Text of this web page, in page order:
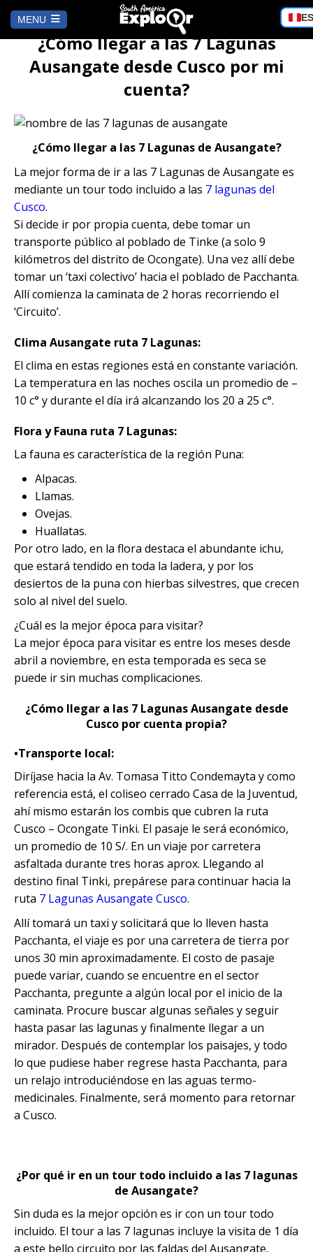
MENU
HOME
City Tour Arequipa en Mirabus
del Sillar
City Tour Arequipa: Tesoros
Coloniales entre Sillar
City Tour + Valle Sagrado + Inka
Jungle 4D/3N
City Tour + Valle Sagrado + Inka
Jungle 3D/2N
City Tour Cusco + Inka Jungle 3 Días
| Reserva Ahora
City tour + valle + Salkantay 3 Dias +
Montaña de colores
City tour + valle + Salkantay 3 días
LIMA
Tour Islas Ballestas y Huacachina
desde Lima
Huancaya| Lagunas Turquesas,
Escalonadas y Nor Yauyos
Tour Antioquía y Cochahuayco |Full
Day desde Lima
Andina, Cultura Viva – Full Day
PUNO
Templo de la Fertilidad en Chucuito,
Puno
Tour Puno – Copacabana – Isla del
Sol
Tour Isla de los Uros, Amantaní y
Taquile
CAMINO INCA
Tour Camino Inca 2D / 1N
Tour Camino Inca / Cusco 4D
SALAR DE UYUNI
Tour Salar de Uyuni 3 Días / 2
Noches
Salar de Uyuni desde Puno
Salar de Uyuni desde Cochabamba
Tour Salar de Uyuni desde La Paz
SALKANTAY
City tour + valle + Salkantay 3 Dias +
City tour + valle + Salkantay 3 días
City tour + Salkantay 3 días
City Tour + Valle Sagrado + Tour
Salkantay 4 dias
City Tour Cusco + Valle Sagrado +
Tour Salkantay 5 días
BLOG
CONTACTANOS
a
ES
¿Cómo llegar a las 7 Lagunas
Ausangate desde Cusco por mi
cuenta?
¿Cómo llegar a las 7 Lagunas de Ausangate?
La mejor forma de ir a las 7 Lagunas de Ausangate es
mediante un tour todo incluido a las 7 lagunas del
Cusco.
Si decide ir por propia cuenta, debe tomar un
transporte público al poblado de Tinke (a solo 9
kilómetros del distrito de Ocongate). Una vez allí debe
tomar un ‘taxi colectivo’ hacia el poblado de Pacchanta.
Allí comienza la caminata de 2 horas recorriendo el
‘Circuito’.
Clima Ausangate ruta 7 Lagunas:
El clima en estas regiones está en constante variación.
La temperatura en las noches oscila un promedio de –
10 c° y durante el día irá alcanzando los 20 a 25 c°.
Flora y Fauna ruta 7 Lagunas:
La fauna es característica de la región Puna:
Alpacas.
Llamas.
Ovejas.
Huallatas.
Por otro lado, en la flora destaca el abundante ichu,
que estará tendido en toda la ladera, y por los
desiertos de la puna con hierbas silvestres, que crecen
solo al nivel del suelo.
¿Cuál es la mejor época para visitar?
La mejor época para visitar es entre los meses desde
abril a noviembre, en esta temporada es seca se
puede ir sin muchas complicaciones.
¿Cómo llegar a las 7 Lagunas Ausangate desde
Cusco por cuenta propia?
•Transporte local:
Diríjase hacia la Av. Tomasa Titto Condemayta y como
referencia está, el coliseo cerrado Casa de la Juventud,
ahí mismo estarán los combis que cubren la ruta
Cusco – Ocongate Tinki. El pasaje le será económico,
un promedio de 10 S/. En un viaje por carretera
asfaltada durante tres horas aprox. Llegando al
destino final Tinki, prepárese para continuar hacia la
ruta 7 Lagunas Ausangate Cusco.
Allí tomará un taxi y solicitará que lo lleven hasta
Pacchanta, el viaje es por una carretera de tierra por
unos 30 min aproximadamente. El costo de pasaje
puede variar, cuando se encuentre en el sector
Pacchanta, pregunte a algún local por el inicio de la
caminata. Procure buscar algunas señales y seguir
hasta pasar las lagunas y finalmente llegar a un
mirador. Después de contemplar los paisajes, y todo
lo que pudiese haber regrese hasta Pacchanta, para
un relajo introduciéndose en las aguas termo-
medicinales. Finalmente, será momento para retornar
a Cusco.
¿Por qué ir en un tour todo incluido a las 7 lagunas
de Ausangate?
Sin duda es la mejor opción es ir con un tour todo
incluido. El tour a las 7 lagunas incluye la visita de 1 día
a este bello circuito por las faldas del Ausangate.